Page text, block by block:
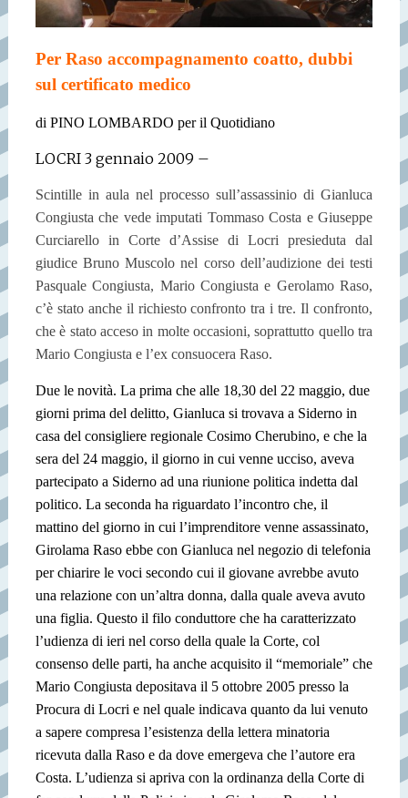
Per Raso accompagnamento coatto, dubbi
sul certificato medico
di PINO LOMBARDO per il Quotidiano
LOCRI 3 gennaio 2009 –
Scintille in aula nel processo sull’assassinio di Gianluca
Congiusta che vede imputati Tommaso Costa e Giuseppe
Curciarello in Corte d’Assise di Locri presieduta dal
giudice Bruno Muscolo nel corso dell’audizione dei testi
Pasquale Congiusta, Mario Congiusta e Gerolamo Raso,
c’è stato anche il richiesto confronto tra i tre. Il confronto,
che è stato acceso in molte occasioni, soprattutto quello tra
Mario Congiusta e l’ex consuocera Raso.
Due le novità. La prima che alle 18,30 del 22 maggio, due
giorni prima del delitto, Gianluca si trovava a Siderno in
casa del consigliere regionale Cosimo Cherubino, e che la
sera del 24 maggio, il giorno in cui venne ucciso, aveva
partecipato a Siderno ad una riunione politica indetta dal
politico. La seconda ha riguardato l’incontro che, il
mattino del giorno in cui l’imprenditore venne assassinato,
Girolama Raso ebbe con Gianluca nel negozio di telefonia
per chiarire le voci secondo cui il giovane avrebbe avuto
una relazione con un’altra donna, dalla quale aveva avuto
una figlia. Questo il filo conduttore che ha caratterizzato
l’udienza di ieri nel corso della quale la Corte, col
consenso delle parti, ha anche acquisito il “memoriale” che
Mario Congiusta depositava il 5 ottobre 2005 presso la
Procura di Locri e nel quale indicava quanto da lui venuto
a sapere compresa l’esistenza della lettera minatoria
ricevuta dalla Raso e da dove emergeva che l’autore era
Costa. L’udienza si apriva con la ordinanza della Corte di